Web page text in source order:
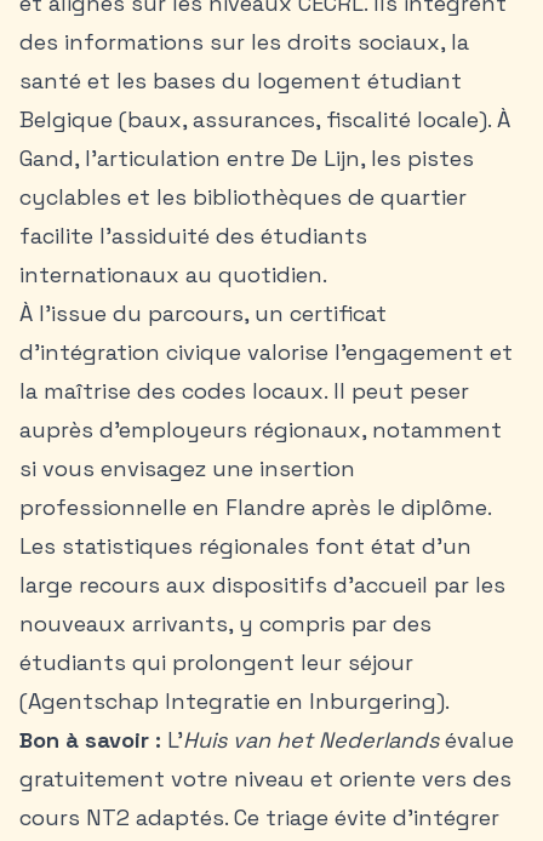
des informations sur les droits sociaux, la
santé et les bases du logement étudiant
Belgique (baux, assurances, fiscalité locale). À
Gand, l’articulation entre De Lijn, les pistes
cyclables et les bibliothèques de quartier
facilite l’assiduité des étudiants
internationaux au quotidien.
À l’issue du parcours, un certificat
d’intégration civique valorise l’engagement et
la maîtrise des codes locaux. Il peut peser
auprès d’employeurs régionaux, notamment
si vous envisagez une insertion
professionnelle en Flandre après le diplôme.
Les statistiques régionales font état d’un
large recours aux dispositifs d’accueil par les
nouveaux arrivants, y compris par des
étudiants qui prolongent leur séjour
(Agentschap Integratie en Inburgering).
Bon à savoir : L’Huis van het Nederlandsévalue
gratuitement votre niveau et oriente vers des
cours NT2 adaptés. Ce triage évite d’intégrer